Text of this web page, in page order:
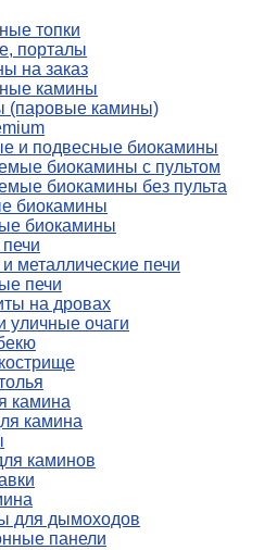
топки
порталы
на заказ
камины
(паровые камины)
и подвесные биокамины
биокамины с пультом
биокамины без пульта
биокамины
биокамины
металлические печи
печи
на дровах
уличные очаги
камина
камина
каминов
для дымоходов
панели